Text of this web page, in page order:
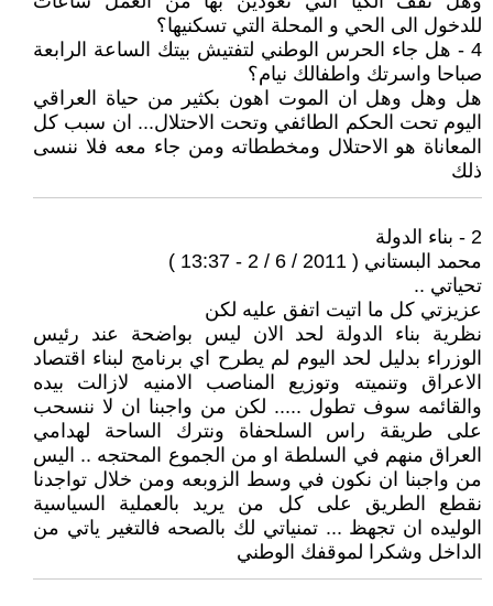
للدخول الى الحي و المحلة التي تسكنيها؟
4 - هل جاء الحرس الوطني لتفتيش بيتك الساعة الرابعة
صباحا واسرتك واطفالك نيام؟
هل وهل وهل ان الموت اهون بكثير من حياة العراقي
اليوم تحت الحكم الطائفي وتحت الاحتلال... ان سبب كل
المعاناة هو الاحتلال ومخططاته ومن جاء معه فلا ننسى
ذلك
2 - بناء الدولة
محمد البستاني ( 2011 / 6 / 2 - 13:37 )
تحياتي ..
عزيزتي كل ما اتيت اتفق عليه لكن
نظرية بناء الدولة لحد الان ليس بواضحة عند رئيس
الوزراء بدليل لحد اليوم لم يطرح اي برنامج لبناء اقتصاد
الاعراق وتنميته وتوزيع المناصب الامنيه لازالت بيده
والقائمه سوف تطول ..... لكن من واجبنا ان لا ننسحب
على طريقة راس السلحفاة ونترك الساحة لهدامي
العراق منهم في السلطة او من الجموع المحتجه .. اليس
من واجبنا ان نكون في وسط الزوبعه ومن خلال تواجدنا
نقطع الطريق على كل من يريد بالعملية السياسية
الوليده ان تجهظ ... تمنياتي لك بالصحه فالتغير ياتي من
الداخل وشكرا لموقفك الوطني